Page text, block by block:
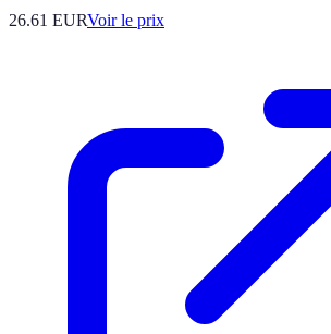
26.61 EURVoir le prix